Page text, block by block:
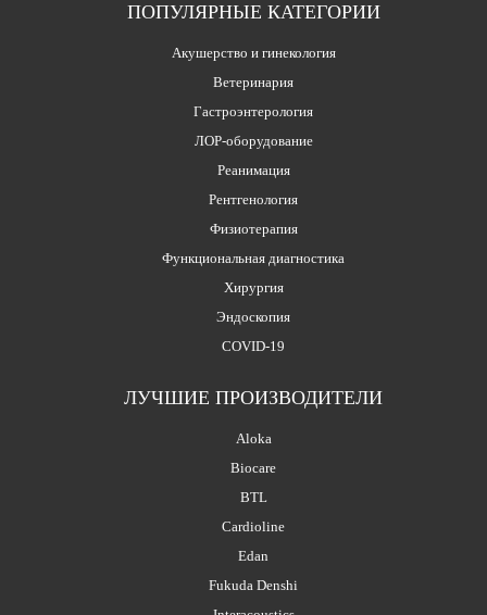
ПОПУЛЯРНЫЕ КАТЕГОРИИ
Акушерство и гинекология
Ветеринария
Гастроэнтерология
ЛОР-оборудование
Реанимация
Рентгенология
Физиотерапия
Функциональная диагностика
Хирургия
Эндоскопия
COVID-19
ЛУЧШИЕ ПРОИЗВОДИТЕЛИ
Aloka
Biocare
BTL
Cardioline
Edan
Fukuda Denshi